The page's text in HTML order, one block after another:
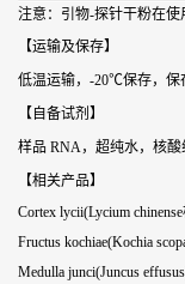
注意：引物-探针干粉在使
【运输及保存】
低温运输，-20℃保存，保
【自备试剂】
样品 RNA，超纯水，核酸
【相关产品】
Cortex lycii(Lycium
Fructus kochiae(Kochia
Medulla junci(Juncus